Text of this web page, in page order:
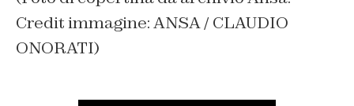
Credit immagine: ANSA / CLAUDIO
ONORATI)